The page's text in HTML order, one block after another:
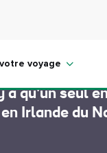
voyage
a qu'un seul
Irlande du